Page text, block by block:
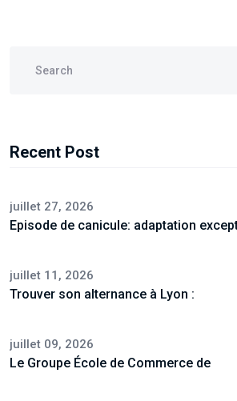
Recent Post
juillet 27, 2026
Episode de canicule: adaptation
juillet 11, 2026
Trouver son alternance à Lyon :
juillet 09, 2026
Le Groupe École de Commerce de